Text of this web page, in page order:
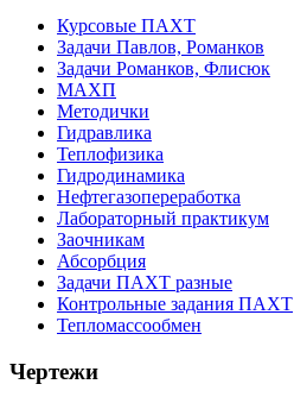
Курсовые ПАХТ
Задачи Павлов, Романков
Задачи Романков, Флисюк
МАХП
Методички
Гидравлика
Теплофизика
Гидродинамика
Нефтегазопереработка
Лабораторный практикум
Заочникам
Абсорбция
Задачи ПАХТ разные
Контрольные задания ПАХТ
Тепломассообмен
Чертежи